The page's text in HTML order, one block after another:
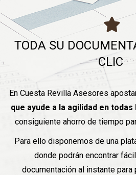
TODA SU
CLIC
En Cuesta Revilla Asesores
que ayude a la agilidad en
consiguiente ahorro de tiempo
Para ello disponemos de una
donde podrán encontrar
documentación al instante para